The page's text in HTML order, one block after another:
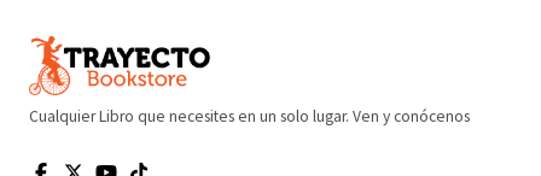
Cualquier Libro que necesites en un solo lugar. Ven y conócenos